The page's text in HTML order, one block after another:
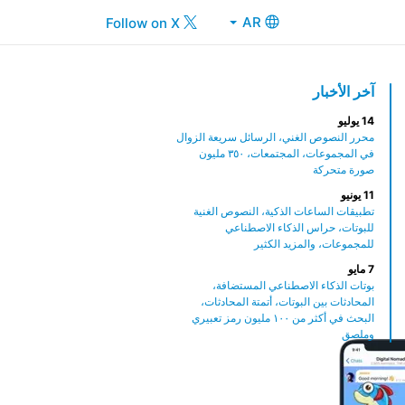
AR
آخر الأخبار
14 يوليو
محرر النصوص الغني، الرسائل سريعة الزوال
في المجموعات، المجتمعات، ٣٥٠ مليون
صورة متحركة
11 يونيو
تطبيقات الساعات الذكية، النصوص الغنية
للبوتات، حراس الذكاء الاصطناعي
للمجموعات، والمزيد الكثير
7 مايو
بوتات الذكاء الاصطناعي المستضافة،
المحادثات بين البوتات، أتمتة المحادثات،
البحث في أكثر من ١٠٠ مليون رمز تعبيري
وملصق